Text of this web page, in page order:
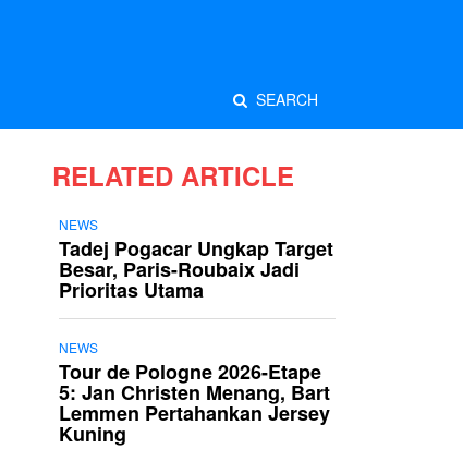
SEARCH
RELATED ARTICLE
NEWS
Tadej Pogacar Ungkap Target
Besar, Paris-Roubaix Jadi
Prioritas Utama
NEWS
Tour de Pologne 2026-Etape
5: Jan Christen Menang, Bart
Lemmen Pertahankan Jersey
Kuning